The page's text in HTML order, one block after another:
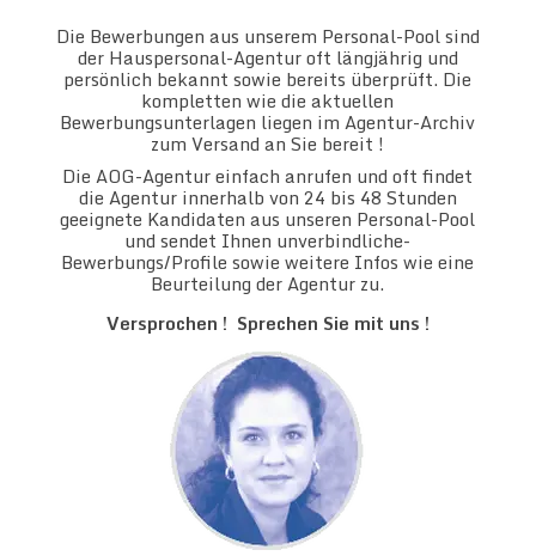
Die Bewerbungen aus unserem Personal-Pool sind
der Hauspersonal-Agentur oft längjährig und
persönlich bekannt sowie bereits überprüft. Die
kompletten wie die aktuellen
Bewerbungsunterlagen liegen im Agentur-Archiv
zum Versand an Sie bereit !
Die AOG-Agentur einfach anrufen und oft findet
die Agentur innerhalb von 24 bis 48 Stunden
geeignete Kandidaten aus unseren Personal-Pool
und sendet Ihnen unverbindliche-
Bewerbungs/Profile sowie weitere Infos wie eine
Beurteilung der Agentur zu.
Versprochen ! Sprechen Sie mit uns !